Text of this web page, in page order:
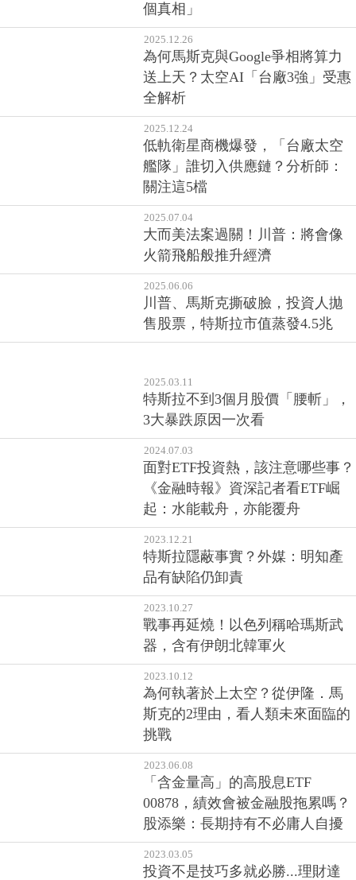
個真相」
2025.12.26
為何馬斯克與Google爭相將算力
送上天？太空AI「台廠3強」受惠
全解析
2025.12.24
低軌衛星商機爆發，「台廠太空
艦隊」誰切入供應鏈？分析師：
關注這5檔
2025.07.04
大而美法案過關！川普：將會像
火箭飛船般推升經濟
2025.06.06
川普、馬斯克撕破臉，投資人拋
售股票，特斯拉市值蒸發4.5兆
2025.03.11
特斯拉不到3個月股價「腰斬」，
3大暴跌原因一次看
2024.07.03
面對ETF投資熱，該注意哪些事？
《金融時報》資深記者看ETF崛
起：水能載舟，亦能覆舟
2023.12.21
特斯拉隱蔽事實？外媒：明知產
品有缺陷仍卸責
2023.10.27
戰事再延燒！以色列稱哈瑪斯武
器，含有伊朗北韓軍火
2023.10.12
為何執著於上太空？從伊隆．馬
斯克的2理由，看人類未來面臨的
挑戰
2023.06.08
「含金量高」的高股息ETF
00878，績效會被金融股拖累嗎？
股添樂：長期持有不必庸人自擾
2023.03.05
投資不是技巧多就必勝...理財達